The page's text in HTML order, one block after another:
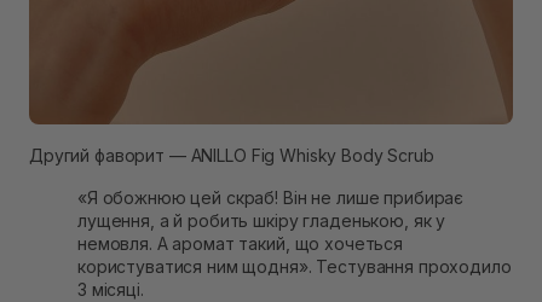
Другий фаворит — ANILLO Fig Whisky Body Scrub
«Я обожнюю цей скраб! Він не лише прибирає
лущення, а й робить шкіру гладенькою, як у
немовля. А аромат такий, що хочеться
користуватися ним щодня». Тестування проходило
3 місяці.